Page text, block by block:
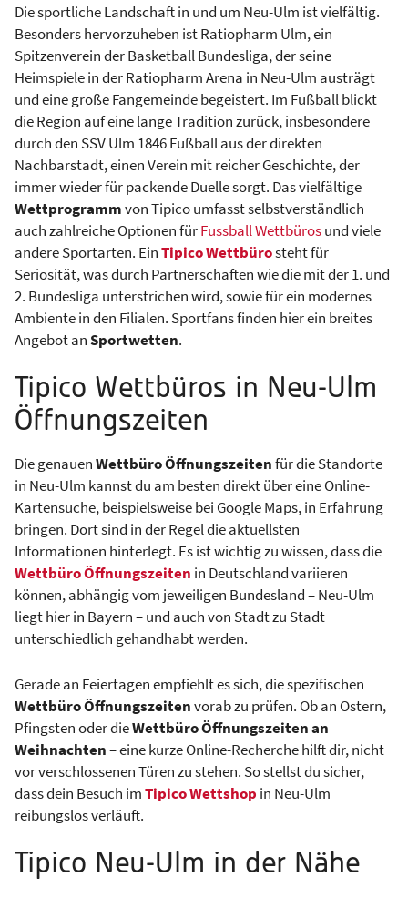
Die sportliche Landschaft in und um Neu-Ulm ist vielfältig.
Besonders hervorzuheben ist Ratiopharm Ulm, ein
Spitzenverein der Basketball Bundesliga, der seine
Heimspiele in der Ratiopharm Arena in Neu-Ulm austrägt
und eine große Fangemeinde begeistert. Im Fußball blickt
die Region auf eine lange Tradition zurück, insbesondere
durch den SSV Ulm 1846 Fußball aus der direkten
Nachbarstadt, einen Verein mit reicher Geschichte, der
immer wieder für packende Duelle sorgt. Das vielfältige
Wettprogrammvon Tipico umfasst selbstverständlich
auch zahlreiche Optionen fürFussball Wettbürosund viele
andere Sportarten. EinTipico Wettbürosteht für
Seriosität, was durch Partnerschaften wie die mit der 1. und
2. Bundesliga unterstrichen wird, sowie für ein modernes
Ambiente in den Filialen. Sportfans finden hier ein breites
Angebot anSportwetten.
Tipico Wettbüros in Neu-Ulm
Öffnungszeiten
Die genauenWettbüro Öffnungszeitenfür die Standorte
in Neu-Ulm kannst du am besten direkt über eine Online-
Kartensuche, beispielsweise bei Google Maps, in Erfahrung
bringen. Dort sind in der Regel die aktuellsten
Informationen hinterlegt. Es ist wichtig zu wissen, dass die
Wettbüro Öffnungszeiten in Deutschland variieren
können, abhängig vom jeweiligen Bundesland – Neu-Ulm
liegt hier in Bayern – und auch von Stadt zu Stadt
unterschiedlich gehandhabt werden.
Gerade an Feiertagen empfiehlt es sich, die spezifischen
Wettbüro Öffnungszeitenvorab zu prüfen. Ob an Ostern,
Pfingsten oder dieWettbüro Öffnungszeiten an
Weihnachten– eine kurze Online-Recherche hilft dir, nicht
vor verschlossenen Türen zu stehen. So stellst du sicher,
dass dein Besuch imTipico Wettshop in Neu-Ulm
reibungslos verläuft.
Tipico Neu-Ulm in der Nähe